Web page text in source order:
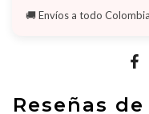
🚚 Envíos a todo Colombia
Reseñas